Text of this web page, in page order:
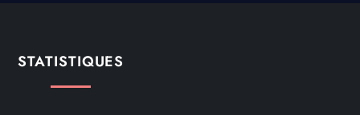
STATISTIQUES